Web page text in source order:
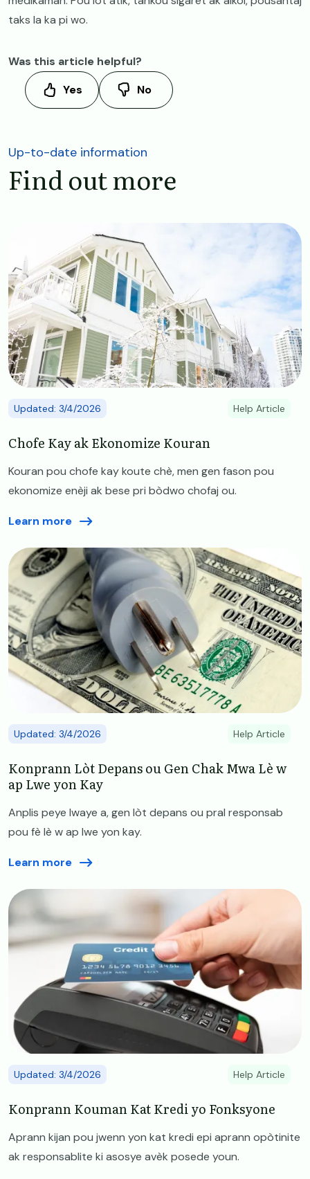
taks la ka pi wo.
Was this article helpful?
Yes
No
Up-to-date information
Find out more
Updated: 3/4/2026 Help Article
Chofe Kay ak Ekonomize Kouran
Kouran pou chofe kay koute chè, men gen fason pou
ekonomize enèji ak bese pri bòdwo chofaj ou.
Learn more
Image
Updated: 3/4/2026 Help Article
Konprann Lòt Depans ou Gen Chak Mwa Lè w
ap Lwe yon Kay
Anplis peye lwaye a, gen lòt depans ou pral responsab
pou fè lè w ap lwe yon kay.
Learn more
Image
Updated: 3/4/2026 Help Article
Konprann Kouman Kat Kredi yo Fonksyone
Aprann kijan pou jwenn yon kat kredi epi aprann opòtinite
ak responsablite ki asosye avèk posede youn.